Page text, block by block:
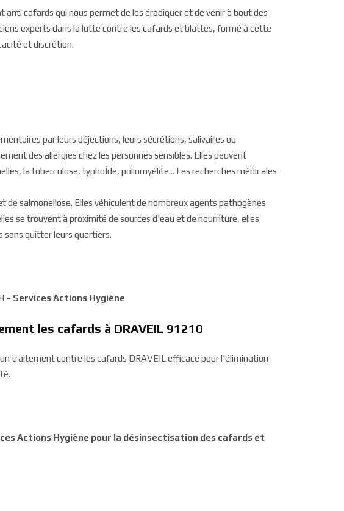
cafards qui nous permet de les éradiquer et de venir à bout des
experts dans la lutte contre les cafards et blattes, formé à cette
et discrétion.
par leurs déjections, leurs sécrétions, salivaires ou
des allergies chez les personnes sensibles. Elles peuvent
la tuberculose, typhoÎde, poliomyélite... Les recherches médicales
salmonellose. Elles véhiculent de nombreux agents pathogènes
se trouvent à proximité de sources d'eau et de nourriture, elles
sans quitter leurs quartiers.
- Services Actions Hygiène
les cafards à DRAVEIL 91210
traitement contre les cafards DRAVEIL efficace pour l'élimination
Actions Hygiène pour la désinsectisation des cafards et